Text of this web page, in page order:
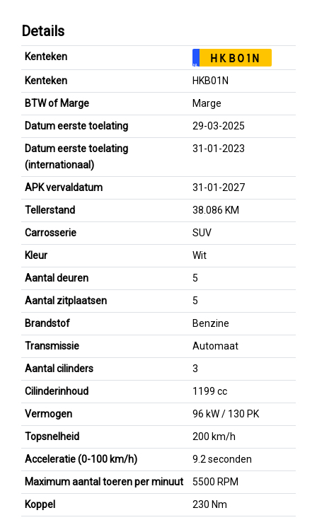
Details
Kenteken
NL HKB01N
Kenteken
HKB01N
BTW of Marge
Marge
Datum eerste toelating
29-03-2025
Datum eerste toelating
(internationaal)
31-01-2023
APK vervaldatum
31-01-2027
Tellerstand
38.086 KM
Carrosserie
SUV
Kleur
Wit
Aantal deuren
5
Aantal zitplaatsen
5
Brandstof
Benzine
Transmissie
Automaat
Aantal cilinders
3
Cilinderinhoud
1199 cc
Vermogen
96 kW / 130 PK
Topsnelheid
200 km/h
Acceleratie (0-100 km/h)
9.2 seconden
Maximum aantal toeren per minuut
5500 RPM
Koppel
230 Nm